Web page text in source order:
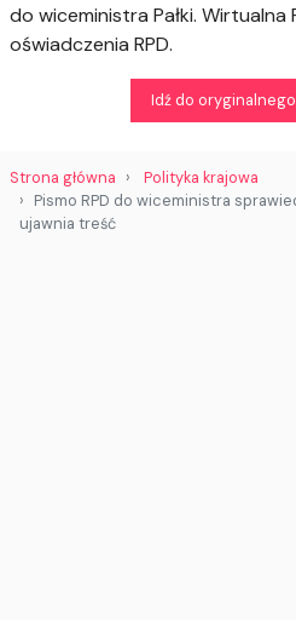
do wiceministra Pałki. Wirtualna
oświadczenia RPD.
Idź do
Strona główna
Polityka krajowa
Pismo RPD do wiceministra
ujawnia treść